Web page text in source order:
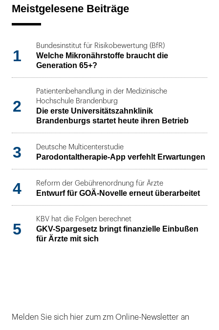
Meistgelesene Beiträge
1
Bundesinstitut für Risikobewertung (BfR)
Welche Mikronährstoffe braucht die
Generation 65+?
2
Patientenbehandlung in der Medizinische
Hochschule Brandenburg
Die erste Universitätszahnklinik
Brandenburgs startet heute ihren Betrieb
3 Deutsche Multicenterstudie
Parodontaltherapie-App verfehlt Erwartungen
4 Reform der Gebührenordnung für Ärzte
Entwurf für GOÄ-Novelle erneut überarbeitet
5
KBV hat die Folgen berechnet
GKV-Spargesetz bringt finanzielle Einbußen
für Ärzte mit sich
Melden Sie sich hier zum zm Online-Newsletter an